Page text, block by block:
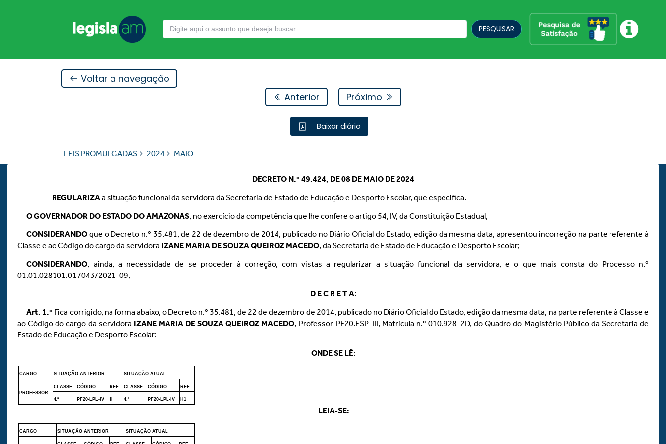
PESQUISAR
Voltar a navegação
Anterior
Próximo
Baixar diário
LEIS PROMULGADAS 2024 MAIO
DECRETO N.º 49.424, DE 08 DE MAIO DE 2024
REGULARIZAa situação funcional da servidora da Secretaria de Estado de Educação e Desporto Escolar, que especifica.
O GOVERNADOR DO ESTADO DO AMAZONAS, no exercício da competência que lhe confere o artigo 54, IV, da Constituição Estadual,
CONSIDERANDO que o Decreto n.º 35.481, de 22 de dezembro de 2014, publicado no Diário Oficial do Estado, edição da mesma data, apresentou incorreção na parte referente à
Classe e ao Código do cargo da servidora IZANE MARIA DE SOUZA QUEIROZ MACEDO, da Secretaria de Estado de Educação e Desporto Escolar;
CONSIDERANDO, ainda, a necessidade de se proceder à correção, com vistas a regularizar a situação funcional da servidora, e o que mais consta do Processo n.º
01.01.028101.017043/2021-09,
D E C R E T A:
Art. 1.º Fica corrigido, na forma abaixo, o Decreto n.º 35.481, de 22 de dezembro de 2014, publicado no Diário Oficial do Estado, edição da mesma data, na parte referente à Classe e
ao Código do cargo da servidora IZANE MARIA DE SOUZA QUEIROZ MACEDO, Professor, PF20.ESP-III, Matrícula n.º 010.928-2D, do Quadro do Magistério Público da Secretaria de
Estado de Educação e Desporto Escolar:
ONDE SE LÊ:
CARGO SITUAÇÃO ANTERIOR SITUAÇÃO ATUAL
PROFESSOR
CLASSE CÓDIGO REF. CLASSE CÓDIGO REF.
4.ª PF20-LPL-IV H 4.ª PF20-LPL-IV H1
LEIA-SE:
CARGO SITUAÇÃO ANTERIOR SITUAÇÃO ATUAL